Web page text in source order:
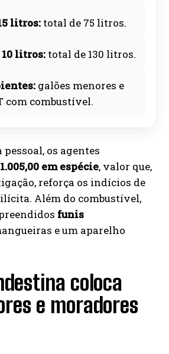
litros: total de 75 litros.
10 litros: total de 130 litros.
galões menores e
com combustível.
os agentes
em espécie, valor que,
reforça os indícios de
Além do combustível,
funis
e um aparelho
coloca
e moradores